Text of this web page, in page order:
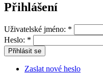
Přihlášení
Uživatelské jméno: *
Heslo: *
Zaslat nové heslo